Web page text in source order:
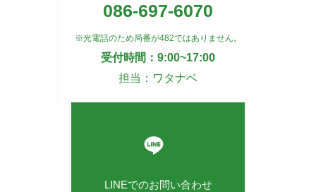
086-697-6070
※光電話のため局番が482ではありません。
受付時間：9:00~17:00
担当：ワタナベ
LINEでのお問い合わせ